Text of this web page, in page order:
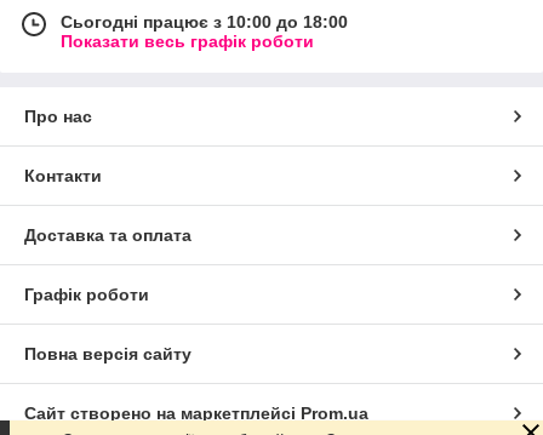
Сьогодні працює з 10:00 до 18:00
Показати весь графік роботи
Про нас
Контакти
Доставка та оплата
Графік роботи
Повна версія сайту
Сайт створено на маркетплейсі Prom.ua